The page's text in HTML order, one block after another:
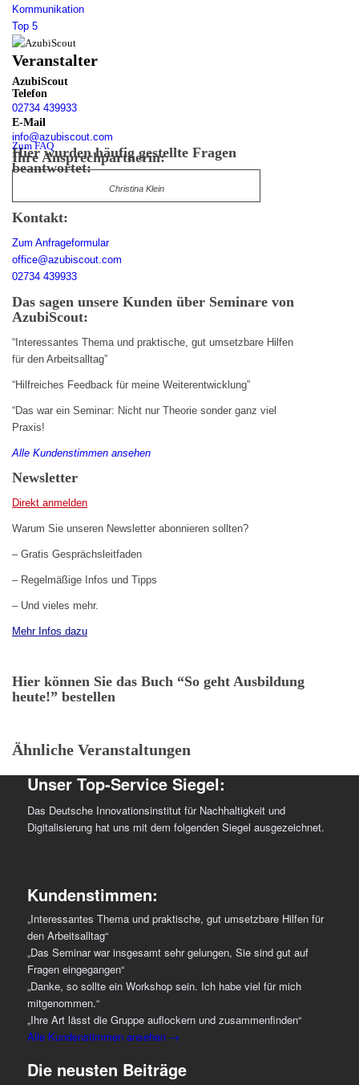
Kommunikation
Top 5
Veranstalter
AzubiScout
Telefon
02734 439933
E-Mail
info@azubiscout.com
Hier wurden häufig gestellte Fragen
beantwortet:
Zum FAQ
Ihre Ansprechpartnerin:
Christina Klein
Kontakt:
Zum Anfrageformular
office@azubiscout.com
02734 439933
Das sagen unsere Kunden über Seminare von
AzubiScout:
“Interessantes Thema und praktische, gut umsetzbare Hilfen
für den Arbeitsalltag”
“Hilfreiches Feedback für meine Weiterentwicklung”
“Das war ein Seminar: Nicht nur Theorie sonder ganz viel
Praxis!
Alle Kundenstimmen ansehen
Newsletter
Direkt anmelden
Warum Sie unseren Newsletter abonnieren sollten?
– Gratis Gesprächsleitfaden
– Regelmäßige Infos und Tipps
– Und vieles mehr.
Mehr Infos dazu
Hier können Sie das Buch “So geht Ausbildung
heute!” bestellen
Ähnliche Veranstaltungen
Unser Top-Service Siegel:
Das Deutsche Innovationsinstitut für Nachhaltigkeit und
Digitalisierung hat uns mit dem folgenden Siegel ausgezeichnet.
Kundenstimmen:
„Interessantes Thema und praktische, gut umsetzbare Hilfen für
den Arbeitsalltag“
„Das Seminar war insgesamt sehr gelungen, Sie sind gut auf
Fragen eingegangen“
„Danke, so sollte ein Workshop sein. Ich habe viel für mich
mitgenommen.“
„Ihre Art lässt die Gruppe auflockern und zusammenfinden“
Alle Kundenstimmen ansehen →
Die neusten Beiträge